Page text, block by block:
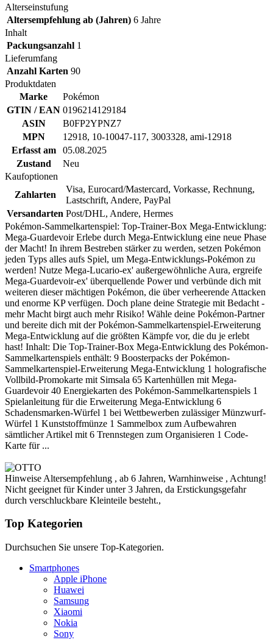
Alterseinstufung
Altersempfehlung ab (Jahren) 6 Jahre
Inhalt
Packungsanzahl 1
Lieferumfang
Anzahl Karten 90
Produktdaten
Marke
Pokémon
GTIN / EAN 0196214129184
ASIN
B0FP2YPNZ7
MPN
12918, 10-10047-117, 3003328, ami-12918
Erfasst am
05.08.2025
Zustand
Neu
Kaufoptionen
Zahlarten
Visa, Eurocard/Mastercard, Vorkasse, Rechnung,
Lastschrift, Andere, PayPal
Versandarten Post/DHL, Andere, Hermes
Pokémon-Sammelkartenspiel: Top-Trainer-Box Mega-Entwicklung:
Mega-Guardevoir Erlebe durch Mega-Entwicklung eine neue Phase
der Macht! In ihrem Bestreben stärker zu werden, setzen Pokémon
jeden Typs alles aufs Spiel, um Mega-Entwicklungs-Pokémon zu
werden! Nutze Mega-Lucario-ex' außergewöhnliche Aura, ergreife
Mega-Guardevoir-ex' überquellende Power und verbünde dich mit
weiteren dieser mächtigen Pokémon, die über verheerende Attacken
und enorme KP verfügen. Doch plane deine Strategie mit Bedacht -
mehr Macht birgt auch mehr Risiko! Wähle deine Pokémon-Partner
und bereite dich mit der Pokémon-Sammelkartenspiel-Erweiterung
Mega-Entwicklung auf die größten Kämpfe vor, die du je erlebt
hast! Inhalt: Die Top-Trainer-Box Mega-Entwicklung des Pokémon-
Sammelkartenspiels enthält: 9 Boosterpacks der Pokémon-
Sammelkartenspiel-Erweiterung Mega-Entwicklung 1 holografische
Vollbild-Promokarte mit Simsala 65 Kartenhüllen mit Mega-
Guardevoir 40 Energiekarten des Pokémon-Sammelkartenspiels 1
Spielanleitung für die Erweiterung Mega-Entwicklung 6
Schadensmarken-Würfel 1 bei Wettbewerben zulässiger Münzwurf-
Würfel 1 Kunststoffmünze 1 Sammelbox zum Aufbewahren
sämtlicher Artikel mit 6 Trennstegen zum Organisieren 1 Code-
Karte für ...
Hinweise Altersempfehlung , ab 6 Jahren, Warnhinweise , Achtung!
Nicht geeignet für Kinder unter 3 Jahren, da Erstickungsgefahr
durch verschluckbare Kleinteile besteht.,
Top Kategorien
Durchsuchen Sie unsere Top-Kategorien.
Smartphones
Apple iPhone
Huawei
Samsung
Xiaomi
Nokia
Sony